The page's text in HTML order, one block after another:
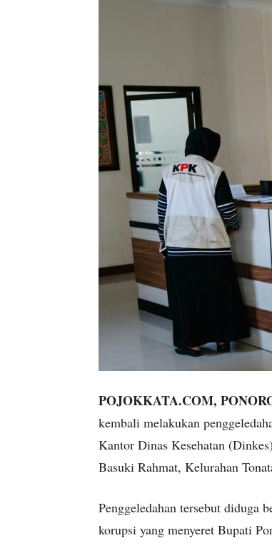
POJOKKATA.COM,
kembali melakukan
Kantor Dinas Kesehatan
Basuki Rahmat, Kelurahan
Penggeledahan tersebut diduga
korupsi yang menyeret Bupati